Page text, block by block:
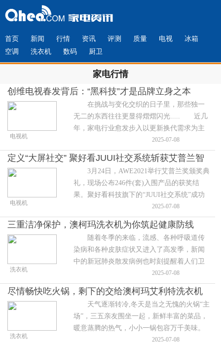
首页 新闻 行情 资讯 评测 质量 电视
冰箱
空调
洗衣机 数码 厨卫
家电行情
创维电视春发背后：“黑科技”才是品牌立身之本
在挑战与变化交织的日子里，那些独一
无二的东西往往更显得熠熠闪光..... 近几
年，家电行业愈发步入以更新换代需求为主
的存量市场，加上2020年疫情带来的供需、
渠道、营销模式等多维度剧变
电视机 2025-07-08
定义“大屏社交” 聚好看JUUI社交系统斩获艾普兰智
能科技奖
3月24日，AWE2021举行艾普兰奖颁奖典
礼，现场公布246件(套)入围产品的获奖结
果。聚好看科技旗下的“JUUI社交系统”成功
斩获智能科技奖，成为本届艾普兰唯一一个
获奖的、也是AWE艾
电视机 2025-07-08
三重洁净保护，澳柯玛洗衣机为你筑起健康防线
随着冬季的来临，流感、各种呼吸道传
染病和各种皮肤症状又进入了高发季，新闻
中的新冠肺炎散发病例也时刻提醒着人们卫
生防护的重要性。 在常态化疫情防控当
中，人们的健康防护意识依然高
洗衣机 2025-07-08
尽情畅快吃火锅，剩下的交给澳柯玛艾利特洗衣机
天气逐渐转冷,冬天是当之无愧的火锅“主
场”，三五亲友围坐一起，新鲜丰富的菜品，
暖意蒸腾的热气，小小一锅包容万千美味。
美食暖胃的同时，人与人的距离也被拉得更
洗衣机 2025-07-08